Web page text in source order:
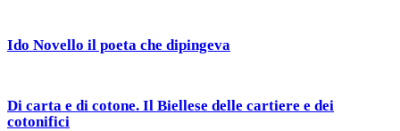
Ido Novello il poeta che dipingeva
Di carta e di cotone. Il Biellese delle cartiere e dei
cotonifici